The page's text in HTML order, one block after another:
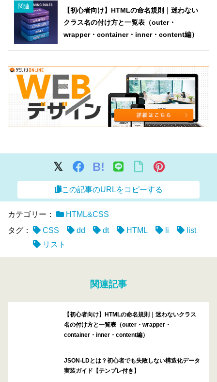
関連
【初心者向け】HTMLの命名規則｜迷わない
クラス名の付け方と一覧表（outer・
wrapper・container・inner・content編）
B!
この記事のURLをコピーする
カテゴリー：
HTML&CSS
タグ：
CSS dd dt HTML li
list
リスト
関連記事
【初心者向け】HTMLの命名規則｜迷わないクラス
名の付け方と一覧表（outer・wrapper・
container・inner・content編）
JSON-LDとは？初心者でも失敗しない構造化データ
実装ガイド【テンプレ付き】